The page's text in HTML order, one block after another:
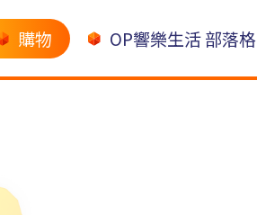
購物 OP響樂生活 部落格